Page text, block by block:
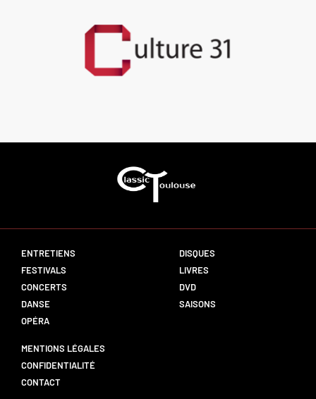
ENTRETIENS
FESTIVALS
CONCERTS
DANSE
OPÉRA
DISQUES
LIVRES
DVD
SAISONS
MENTIONS LÉGALES
CONFIDENTIALITÉ
CONTACT